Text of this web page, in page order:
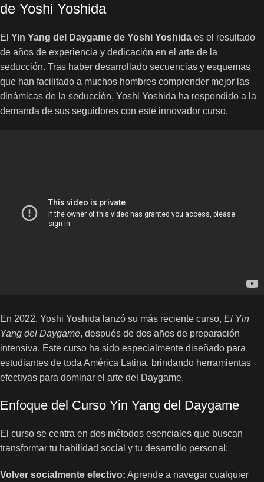
de Yoshi Yoshida
El Yin Yang del Daygame de Yoshi Yoshida es el resultado
de años de experiencia y dedicación en el arte de la
seducción. Tras haber desarrollado secuencias y esquemas
que han facilitado a muchos hombres comprender mejor las
dinámicas de la seducción, Yoshi Yoshida ha respondido a la
demanda de sus seguidores con este innovador curso.
En 2022, Yoshi Yoshida lanzó su más reciente curso, El Yin
Yang del Daygame, después de dos años de preparación
intensiva. Este curso ha sido especialmente diseñado para
estudiantes de toda América Latina, brindando herramientas
efectivas para dominar el arte del Daygame.
Enfoque del Curso Yin Yang del Daygame
El curso se centra en dos métodos esenciales que buscan
transformar tu habilidad social y tu desarrollo personal:
Volver socialmente efectivo: Aprende a navegar cualquier